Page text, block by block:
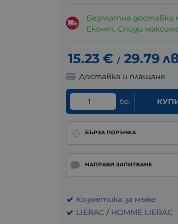
Безплатна доставка
Еконт, Спиди
15.23€ / 29.79
Доставка и плащане
бр.
БЪРЗА ПОРЪЧКА
НАПРАВИ ЗАПИТВАНЕ
Козметика за мъже
LIERAC / HOMME LIERAC